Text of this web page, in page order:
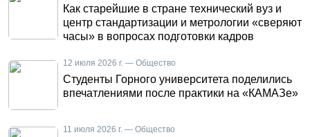
Как старейшие в стране технический вуз и
центр стандартизации и метрологии «сверяют
часы» в вопросах подготовки кадров
12 июля 2026 г. — Общество
Студенты Горного университета поделились
впечатлениями после практики на «КАМАЗе»
11 июля 2026 г. — Общество